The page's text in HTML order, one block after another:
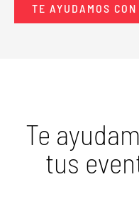
TE AYUDAMOS
Te
tus